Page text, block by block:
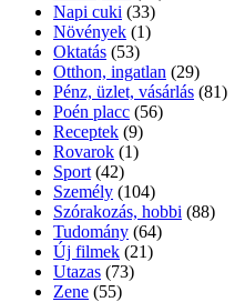
Napi cuki (33)
Növények (1)
Oktatás (53)
Otthon, ingatlan (29)
Pénz, üzlet, vásárlás (81)
Poén placc (56)
Receptek (9)
Rovarok (1)
Sport (42)
Személy (104)
Szórakozás, hobbi (88)
Tudomány (64)
Új filmek (21)
Utazas (73)
Zene (55)